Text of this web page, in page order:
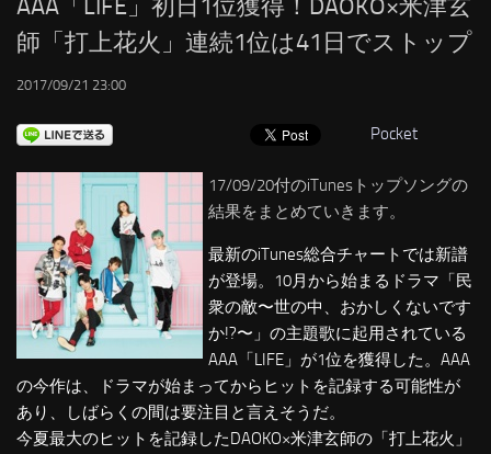
LINKS
AAA「LIFE」初日1位獲得！DAOKO×米津玄
師「打上花火」連続1位は41日でストップ
2017/09/21 23:00
Pocket
17/09/20付のiTunesトップソングの
結果をまとめていきます。
最新のiTunes総合チャートでは新譜
が登場。10月から始まるドラマ「民
衆の敵〜世の中、おかしくないです
か!?〜」の主題歌に起用されている
AAA「LIFE」が1位を獲得した。AAA
の今作は、ドラマが始まってからヒットを記録する可能性が
あり、しばらくの間は要注目と言えそうだ。
今夏最大のヒットを記録したDAOKO×米津玄師の「打上花火」